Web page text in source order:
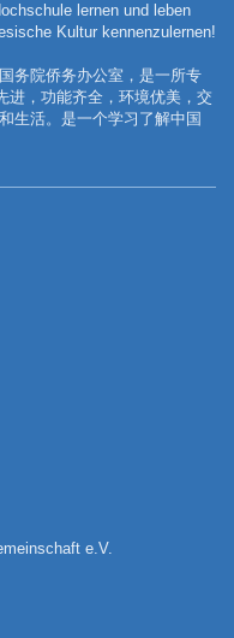
lernen und leben
Kultur kennenzulernen!
务院侨务办公室，是一所专
进，功能齐全，环境优美，交
生活。是一个学习了解中国
e.V.